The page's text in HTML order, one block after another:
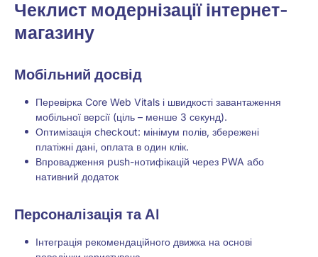
Чеклист модернізації інтернет-
магазину
Мобільний досвід
Перевірка Core Web Vitals і швидкості завантаження
мобільної версії (ціль – менше 3 секунд).
Оптимізація checkout: мінімум полів, збережені
платіжні дані, оплата в один клік.
Впровадження push-нотифікацій через PWA або
нативний додаток
Персоналізація та AI
Інтеграція рекомендаційного движка на основі